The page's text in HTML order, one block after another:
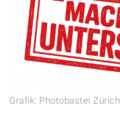
Grafik: Photobastei Zürich